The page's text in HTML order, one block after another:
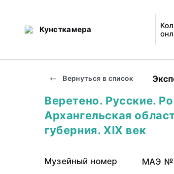
Кунсткамера
Вернуться в список
Веретено. Русские.
Архангельская
губерния. XIX век
Музейный номер МАЭ №